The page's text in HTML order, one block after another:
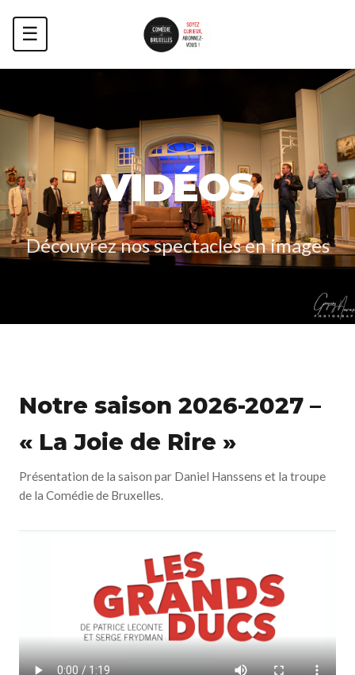
☰
VIDÉOS
Découvrez nos spectacles en images
Notre saison 2026-2027 –
« La Joie de Rire »
Présentation de la saison par Daniel Hanssens et la troupe
de la Comédie de Bruxelles.